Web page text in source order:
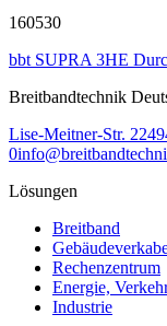
160530
bbt SUPRA 3HE
Breitbandtechnik
Lise-Meitner-Str. 2
0
Lösungen
Breitband
Rechenzentrum
Energie,
Industrie